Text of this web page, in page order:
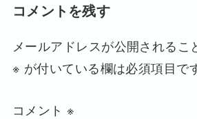
コメントを残す
メールアドレスが公開されるこ
※ が付いている欄は必須項目で
コメント ※